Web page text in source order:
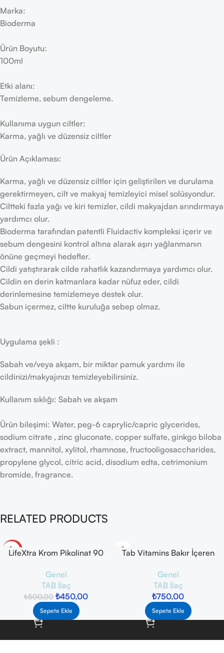
Marka:
Bioderma
Ürün Boyutu:
100ml
Etki alanı:
Temizleme, sebum dengeleme.
Kullanıma uygun ciltler:
Karma, yağlı ve düzensiz ciltler
Ürün Açıklaması:
Karma, yağlı ve düzensiz ciltler için geliştirilen ve durulama
gerektirmeyen, cilt ve makyaj temizleyici misel solüsyondur.
Ciltteki fazla yağı ve kiri temizler, cildi makyajdan arındırmaya
yardımcı olur.
Bioderma tarafından patentli Fluidactiv kompleksi içerir ve
sebum dengesini kontrol altına alarak aşırı yağlanmanın
önüne geçmeyi hedefler.
Cildi yatıştırarak cilde rahatlık kazandırmaya yardımcı olur.
Cildin en derin katmanlara kadar nüfuz eder, cildi
derinlemesine temizlemeye destek olur.
Sabun içermez, ciltte kuruluğa sebep olmaz.
Uygulama şekli :
Sabah ve/veya akşam, bir miktar pamuk yardımı ile
cildinizi/makyajınızı temizleyebilirsiniz.
Kullanım sıklığı: Sabah ve akşam
Ürün bileşimi: Water, peg-6 caprylic/capric glycerides,
sodium citrate , zinc gluconate, copper sulfate, ginkgo biloba
extract, mannitol, xylitol, rhamnose, fructooligosaccharides,
propylene glycol, citric acid, disodium edta, cetrimonium
bromide, fragrance.
RELATED PRODUCTS
-10%
LifeXtra Krom Pikolinat 90
Genel
TAB İlaç
₺500,00 ₺450,00
Sepete Ekle
Tab Vitamins Bakır İçeren
Kapsül
Genel
TAB İlaç
₺750,00
Sepete Ekle